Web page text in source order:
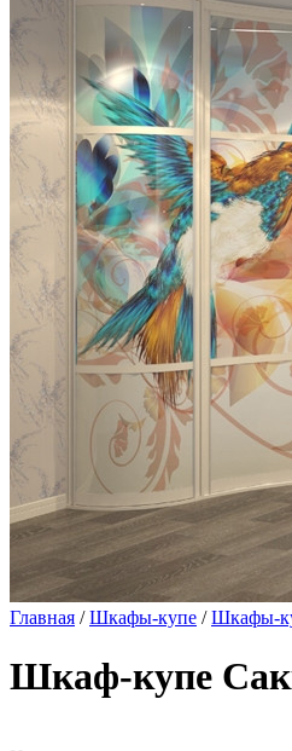
Главная /Шкафы-купе /Шкафы-
Шкаф-купе